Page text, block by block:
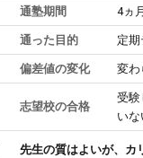
通塾期間 4ヵ
通った目的 定
偏差値の変化 変わ
志望校の合格
受験
いな
先生の質はよいが、カ